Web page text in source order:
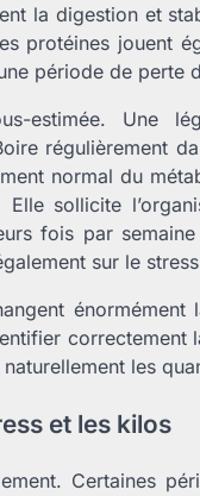
la digestion et
protéines jouent
période de perte
estimée. Une
régulièrement
normal du
sollicite
fois par
sur le
correctement
les
et les kilos
Certaines